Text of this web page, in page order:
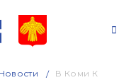
Новости
В Коми К